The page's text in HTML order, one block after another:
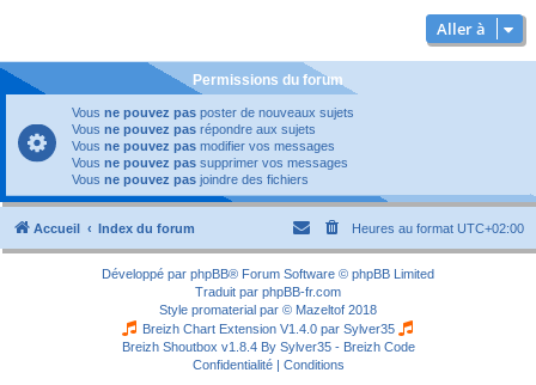
Aller à
Permissions du forum
Vous ne pouvez pas poster de nouveaux sujets
Vous ne pouvez pas répondre aux sujets
Vous ne pouvez pas modifier vos messages
Vous ne pouvez pas supprimer vos messages
Vous ne pouvez pas joindre des fichiers
Accueil Index du forum Heures au format UTC+02:00
Développé par phpBB® Forum Software © phpBB Limited
Traduit par phpBB-fr.com
Style promaterial par © Mazeltof 2018
Breizh Chart Extension V1.4.0 par Sylver35
Breizh Shoutbox v1.8.4 By Sylver35 - Breizh Code
Confidentialité| Conditions